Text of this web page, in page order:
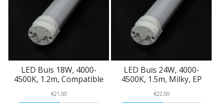
LED Buis 18W, 4000-
4500K, 1.2m, Compatible
€21,50
LED Buis 24W, 4000-
4500K, 1.5m, Milky, EP
€22,50